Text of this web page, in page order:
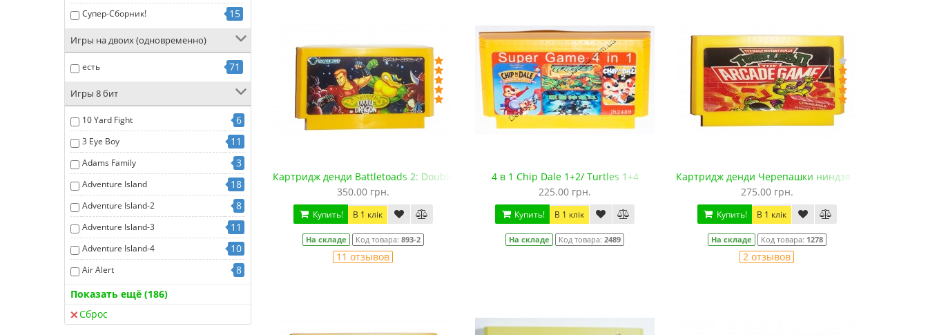
Супер-Сборник! 15
Игры на двоих (одновременно)
есть 71
Игры 8 бит
10 Yard Fight 6
3 Eye Boy 11
Adams Family 3
Adventure Island 18
Adventure Island-2 8
Adventure Island-3 11
Adventure Island-4 10
Air Alert 8
Air Wolf
Aladdin
Показать ещё (186)
Сброс
Картридж денди Battletoads 2: Double Dragon
350.00 грн.
Купить! В 1 клік
На складе Код товара: 893-2
11 отзывов
4 в 1 Chip Dale 1+2/ Turtles 1+4
225.00 грн.
Купить! В 1 клік
На складе Код товара:2489
Картридж денди Черепашки ниндзя 2
275.00 грн.
Купить! В 1 клік
На складе Код товара: 1278
2 отзывов